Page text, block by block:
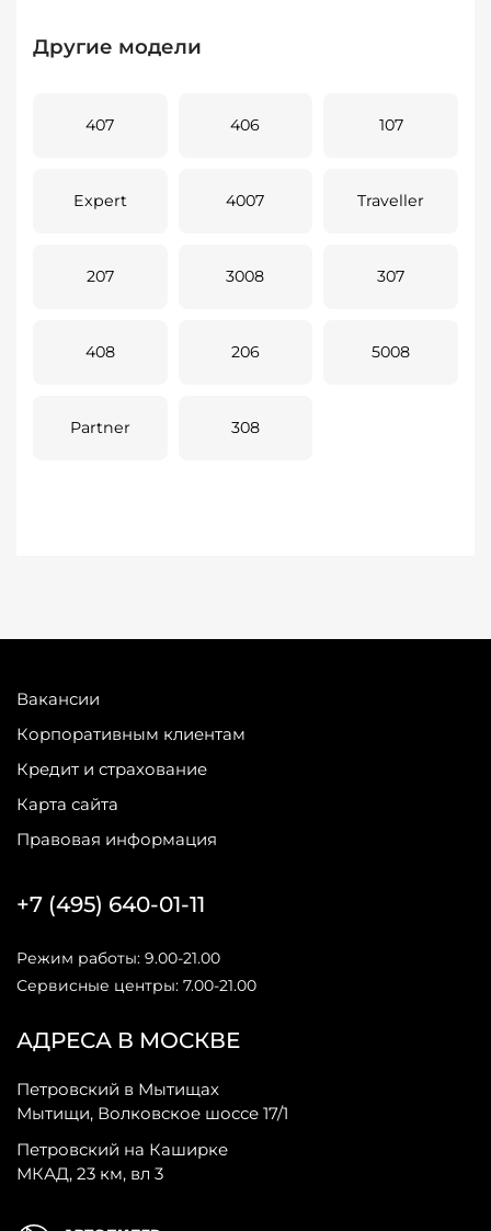
Другие модели
407 406 107
Expert 4007 Traveller
207 3008 307
408 206 5008
Partner 308
Вакансии
Корпоративным клиентам
Кредит и страхование
Карта сайта
Правовая информация
АДРЕСА В МОСКВЕ
Петровский в Мытищах
Мытищи, Волковское шоссе 17/1
Петровский на Каширке
МКАД, 23 км, вл 3
+7 (495) 640-01-11
Режим работы: 9.00-21.00
Сервисные центры: 7.00-21.00